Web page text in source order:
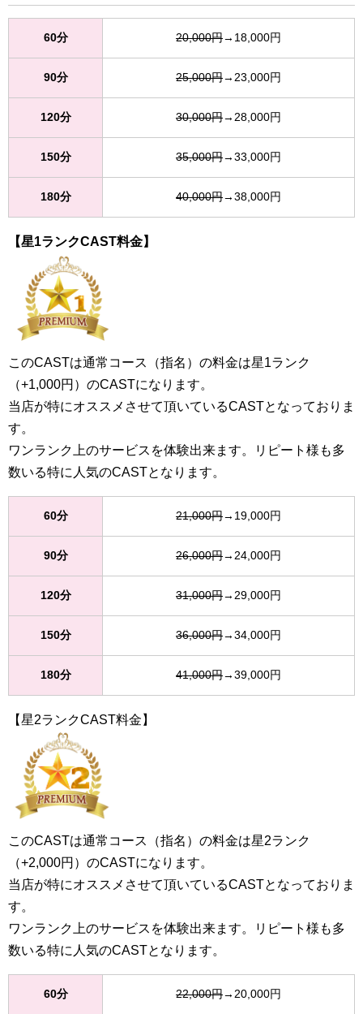
60分 20,000円→18,000円
90分 25,000円→23,000円
120分 30,000円→28,000円
150分 35,000円→33,000円
180分 40,000円→38,000円
【星1ランクCAST料金】
このCASTは通常コース（指名）の料金は星1ランク
（+1,000円）のCASTになります。
当店が特にオススメさせて頂いているCASTとなっておりま
す。
ワンランク上のサービスを体験出来ます。リピート様も多
数いる特に人気のCASTとなります。
60分 21,000円→19,000円
90分 26,000円→24,000円
120分 31,000円→29,000円
150分 36,000円→34,000円
180分 41,000円→39,000円
【星2ランクCAST料金】
このCASTは通常コース（指名）の料金は星2ランク
（+2,000円）のCASTになります。
当店が特にオススメさせて頂いているCASTとなっておりま
す。
ワンランク上のサービスを体験出来ます。リピート様も多
数いる特に人気のCASTとなります。
60分 22,000円→20,000円